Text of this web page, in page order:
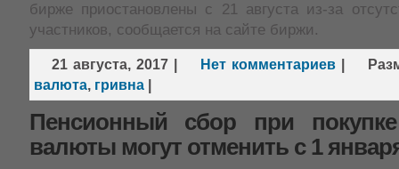
бирже приостановлены с 21 августа из-за
участников, сообщается на сайте биржи.
21 августа, 2017| Нет комментариев
валюта, гривна|
Пенсионный сбор при
валюты могут отменить с 1